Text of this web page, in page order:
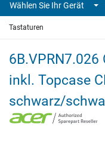
Wählen Sie Ihr Gerät
Tastaturen
inkl. Topcase
schwarz/